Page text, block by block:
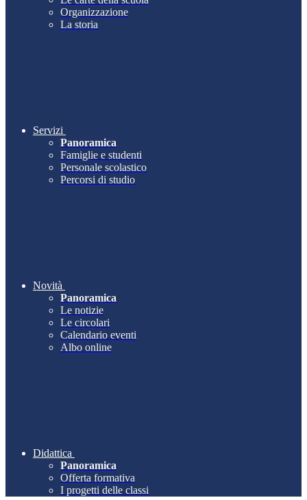
Organizzazione
La storia
Servizi
Panoramica
Famiglie e studenti
Personale scolastico
Percorsi di studio
Novità
Panoramica
Le notizie
Le circolari
Calendario eventi
Albo online
Didattica
Panoramica
Offerta formativa
I progetti delle classi